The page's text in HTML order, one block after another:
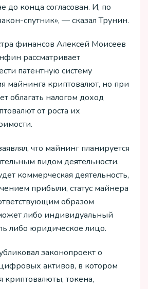
до конца согласован. И, по
спутник», — сказал Трунин.
финансов Алексей Моисеев
рассматривает
патентную систему
майнинга криптовалют, но при
облагать налогом доход
от роста их
что майнинг планируется
видом деятельности.
коммерческая деятельность,
прибыли, статус майнера
образом
либо индивидуальный
либо юридическое лицо.
законопроект о
активов, в котором
криптовалюты, токена,